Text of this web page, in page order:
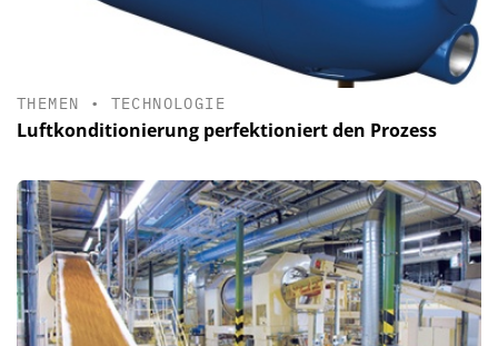
THEMEN • TECHNOLOGIE
Luftkonditionierung perfektioniert den Prozess